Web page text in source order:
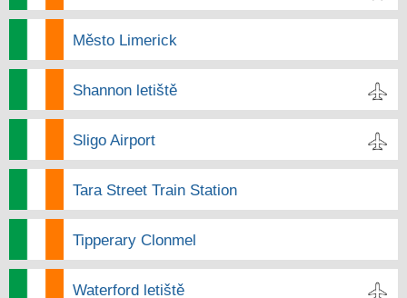
Město Limerick
Shannon letiště
Sligo Airport
Tara Street Train Station
Tipperary Clonmel
Waterford letiště